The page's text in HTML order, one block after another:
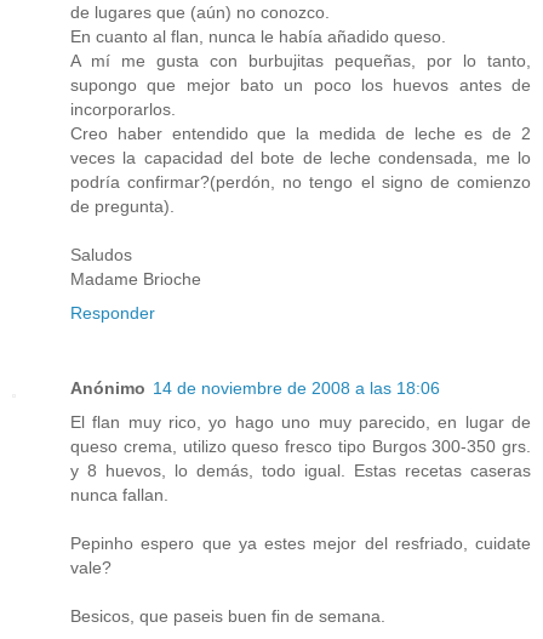
de lugares que (aún) no conozco.
En cuanto al flan, nunca le había añadido queso.
A mí me gusta con burbujitas pequeñas, por lo tanto,
supongo que mejor bato un poco los huevos antes de
incorporarlos.
Creo haber entendido que la medida de leche es de 2
veces la capacidad del bote de leche condensada, me lo
podría confirmar?(perdón, no tengo el signo de comienzo
de pregunta).
Saludos
Madame Brioche
Responder
Anónimo 14 de noviembre de 2008 a las 18:06
El flan muy rico, yo hago uno muy parecido, en lugar de
queso crema, utilizo queso fresco tipo Burgos 300-350 grs.
y 8 huevos, lo demás, todo igual. Estas recetas caseras
nunca fallan.
Pepinho espero que ya estes mejor del resfriado, cuidate
vale?
Besicos, que paseis buen fin de semana.